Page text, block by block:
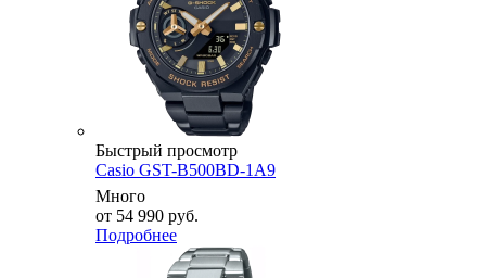
Быстрый просмотр
Casio GST-B500BD-1A9
Много
от 54 990 руб.
Подробнее